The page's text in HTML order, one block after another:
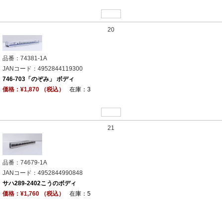
20
品番：74381-1A
JANコード：4952844119300
746-703「のぞみ」 ボディ
価格：¥1,870 （税込）
在庫：3
21
品番：74679-1A
JANコード：4952844990848
サハ289-2402こうのボディ
価格：¥1,760 （税込）
在庫：5